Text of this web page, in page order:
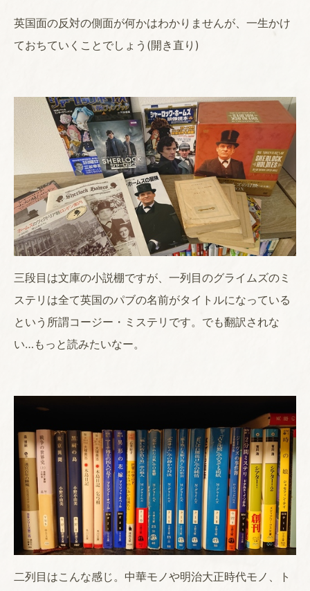
英国面の反対の側面が何かはわかりませんが、一生かけ
ておちていくことでしょう(開き直り)
三段目は文庫の小説棚ですが、一列目のグライムズのミ
ステリは全て英国のパブの名前がタイトルになっている
という所謂コージー・ミステリです。でも翻訳されな
い…もっと読みたいなー。
二列目はこんな感じ。中華モノや明治大正時代モノ、ト